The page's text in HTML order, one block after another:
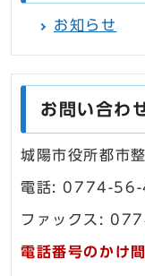
お知らせ
お問い合わ
城陽市役所都市
電話: 0774-
ファックス:
電話番号のかけ